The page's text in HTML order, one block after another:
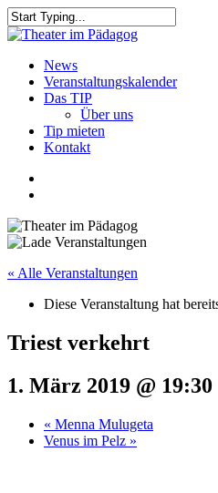
Skip
to
content
Close
search
Menu
News
Veranstaltungskalender
Das TIP
Über uns
Tip mieten
Kontakt
« Alle Veranstaltungen
Diese Veranstaltung hat
Triest verkehrt
1. März 2019 @ 19:30
« Menna Mulugeta
Venus im Pelz »